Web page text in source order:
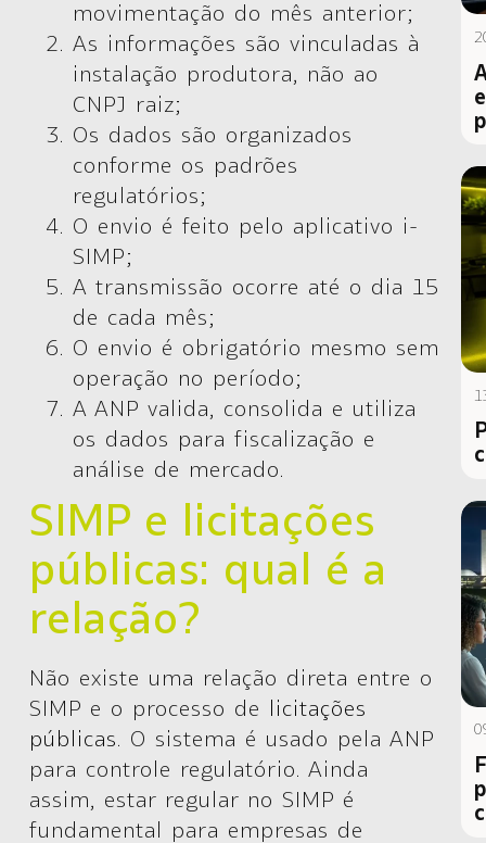
movimentação do mês anterior;
As informações são vinculadas à
instalação produtora, não ao
CNPJ raiz;
Os dados são organizados
conforme os padrões
regulatórios;
O envio é feito pelo aplicativo i-
SIMP;
A transmissão ocorre até o dia 15
de cada mês;
O envio é obrigatório mesmo sem
operação no período;
A ANP valida, consolida e utiliza
os dados para fiscalização e
análise de mercado.
SIMP e licitações
públicas: qual é a
relação?
Não existe uma relação direta entre o
SIMP e o processo de licitações
públicas . O sistema é usado pela ANP
para controle regulatório. Ainda
assim, estar regular no SIMP é
fundamental para empresas de